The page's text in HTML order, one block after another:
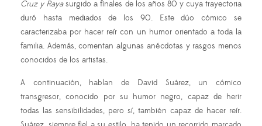
Cruz y Rayasurgido a finales de los años 80 y cuya trayectoria
duró hasta mediados de los 90. Este dúo cómico se
caracterizaba por hacer reír con un humor orientado a toda la
familia. Además, comentan algunas anécdotas y rasgos menos
conocidos de los artistas.
A continuación, hablan de David Suárez, un cómico
transgresor, conocido por su humor negro, capaz de herir
todas las sensibilidades, pero sí, también capaz de hacer reír.